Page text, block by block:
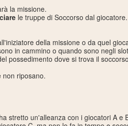
la missione.
le truppe di Soccorso dal
della missione o da quel
in cammino o quando sono negli
possedimento dove si trova il
non riposano.
stretto un'alleanza con i giocatori A